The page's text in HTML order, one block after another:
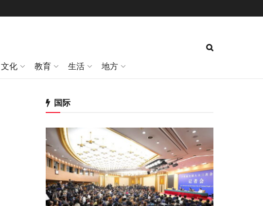
文化 教育 生活 地方
国际